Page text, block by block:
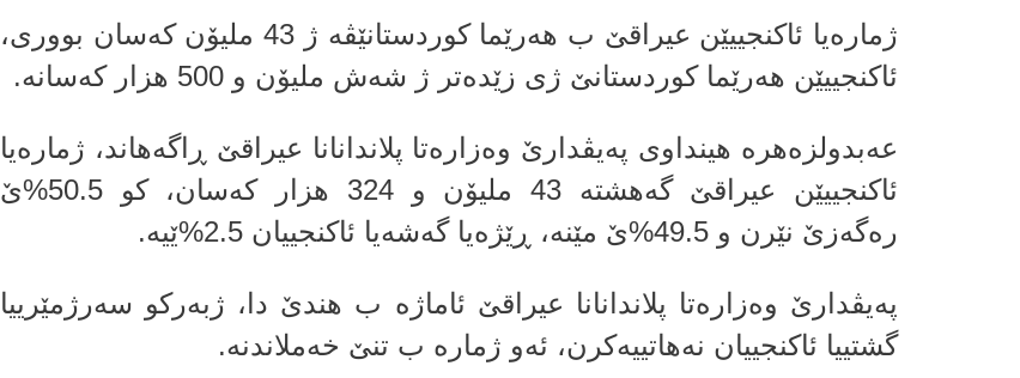
ژماره‌یا ئاكنجییێن عیراقێ ب هه‌رێما كوردستانێڤه‌ ژ 43 ملیۆن كه‌سان بوورى،
ئاكنجییێن هه‌رێما كوردستانێ ژى زێده‌تر ژ شه‌ش ملیۆن و 500 هزار كه‌سانه‌.
عه‌بدولزه‌هره‌ هینداوى په‌یڤدارێ وه‌زاره‌تا پلاندانانا عیراقێ ڕاگه‌هاند، ژماره‌یا
ئاكنجییێن عیراقێ گه‌هشته‌ 43 ملیۆن و 324 هزار كه‌سان، كو 50.5%ێ
ره‌گه‌زێ نێرن و 49.5%ێ مێنه‌، ڕێژه‌یا گه‌شه‌یا ئاكنجییان 2.5%ێیه‌.
په‌یڤدارێ وه‌زاره‌تا پلاندانانا عیراقێ ئاماژه‌ ب هندێ دا، ژبه‌ركو سه‌رژمێرییا
گشتییا ئاكنجییان نه‌هاتییه‌كرن، ئه‌و ژماره‌ ب تنێ خه‌ملاندنه‌.